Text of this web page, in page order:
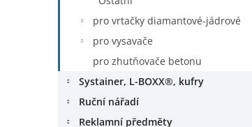
pro vrtačky diamantové-jádrové
pro vysavače
pro zhutňovače betonu
Systainer, L-BOXX®, kufry
Ruční nářadí
Reklamní předměty